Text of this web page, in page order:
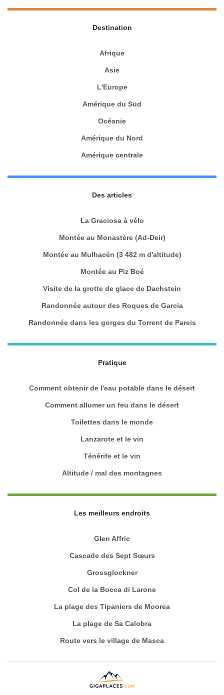
Destination
Afrique
Asie
L'Europe
Amérique du Sud
Océanie
Amérique du Nord
Amérique centrale
Des articles
La Graciosa à vélo
Montée au Monastère (Ad-Deir)
Montée au Mulhacén (3 482 m d'altitude)
Montée au Piz Boé
Visite de la grotte de glace de Dachstein
Randonnée autour des Roques de Garcia
Randonnée dans les gorges du Torrent de Pareis
Pratique
Comment obtenir de l'eau potable dans le désert
Comment allumer un feu dans le désert
Toilettes dans le monde
Lanzarote et le vin
Ténérife et le vin
Altitude / mal des montagnes
Les meilleurs endroits
Glen Affric
Cascade des Sept Sœurs
Grossglockner
Col de la Bocca di Larone
La plage des Tipaniers de Moorea
La plage de Sa Calobra
Route vers le village de Masca